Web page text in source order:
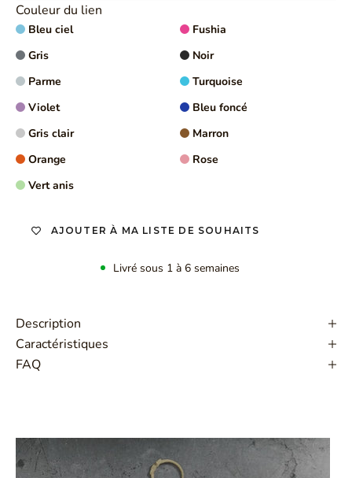
Couleur du lien
Bleu ciel
Fushia
Gris
Noir
Parme
Turquoise
Violet
Bleu foncé
Gris clair
Marron
Orange
Rose
Vert anis
AJOUTER À MA LISTE DE SOUHAITS
Livré sous 1 à 6 semaines
Description
Caractéristiques
FAQ